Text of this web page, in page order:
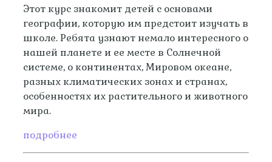
Этот курс знакомит детей с основами
географии, которую им предстоит изучать в
школе. Ребята узнают немало интересного о
нашей планете и ее месте в Солнечной
системе, о континентах, Мировом океане,
разных климатических зонах и странах,
особенностях их растительного и животного
мира.
подробнее